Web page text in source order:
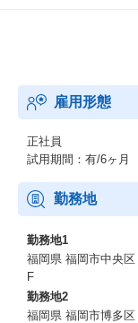
雇用形態
正社員
試用期間：有/6ヶ月
勤務地
勤務地1
福岡県 福岡市中央
F
勤務地2
福岡県 福岡市博多